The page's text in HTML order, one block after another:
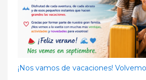
¡Nos vamos de vacaciones!